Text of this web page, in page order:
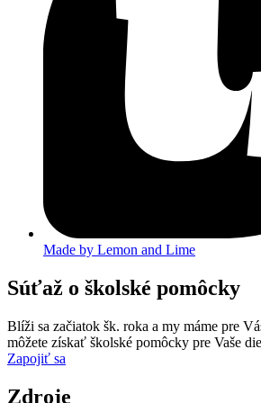
Made by Lemon and Lime
Súťaž o školské pomôcky
Blíži sa začiatok šk. roka a my máme pre
môžete získať školské pomôcky pre Vaše
Zapojiť sa
Zdroje